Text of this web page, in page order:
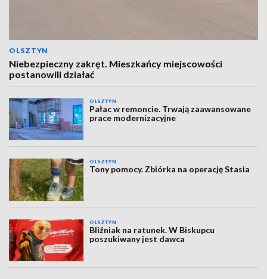
OLSZTYN
Niebezpieczny zakręt. Mieszkańcy miejscowości
postanowili działać
OLSZTYN
Pałac w remoncie. Trwają zaawansowane
prace modernizacyjne
OLSZTYN
Tony pomocy. Zbiórka na operację Stasia
OLSZTYN
Bliźniak na ratunek. W Biskupcu
poszukiwany jest dawca